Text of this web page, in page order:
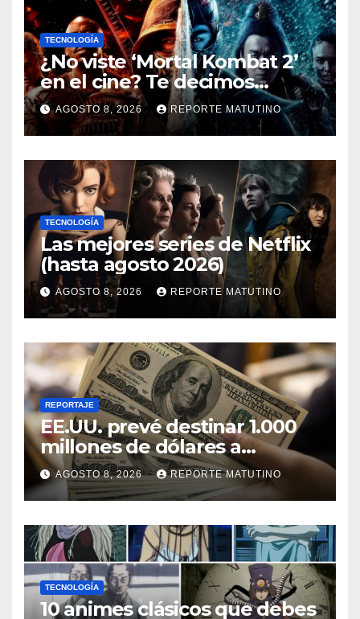
TECNOLOGÍA
¿No viste ‘Mortal Kombat 2’
en el cine? Te decimos
dónde verla en streaming
ahora mismo y te damos tres
razones para hacerlo
AGOSTO 8, 2026 REPORTE MATUTINO
TECNOLOGÍA
Las mejores series de Netflix
(hasta agosto 2026)
AGOSTO 8, 2026 REPORTE MATUTINO
REPORTAJE
EE.UU. prevé destinar 1.000
millones de dólares a
Colombia para un paquete
de seguridad
AGOSTO 8, 2026 REPORTE MATUTINO
TECNOLOGÍA
10 animes clásicos que debes